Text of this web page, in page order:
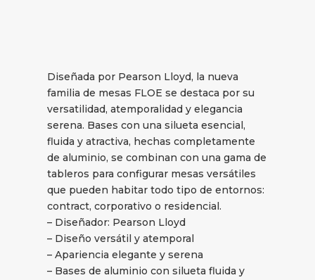
Diseñada por Pearson Lloyd, la nueva
familia de mesas FLOE se destaca por su
versatilidad, atemporalidad y elegancia
serena. Bases con una silueta esencial,
fluida y atractiva, hechas completamente
de aluminio, se combinan con una gama de
tableros para configurar mesas versátiles
que pueden habitar todo tipo de entornos:
contract, corporativo o residencial.
– Diseñador: Pearson Lloyd
– Diseño versátil y atemporal
– Apariencia elegante y serena
– Bases de aluminio con silueta fluida y